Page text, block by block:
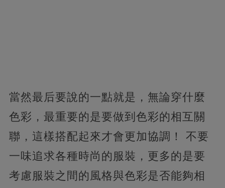
當然最后要說的一點就是，無論穿什麼
色彩，最重要的是要做到色彩的相互關
聯，這樣搭配起來才會更加協調！ 不要
一味追求各種時尚的服裝，更多的是要
考慮服裝之間的風格與色彩是否能夠相